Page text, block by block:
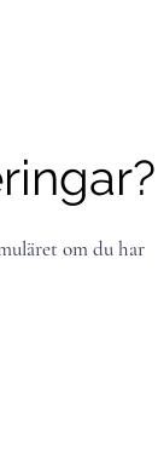
om du har